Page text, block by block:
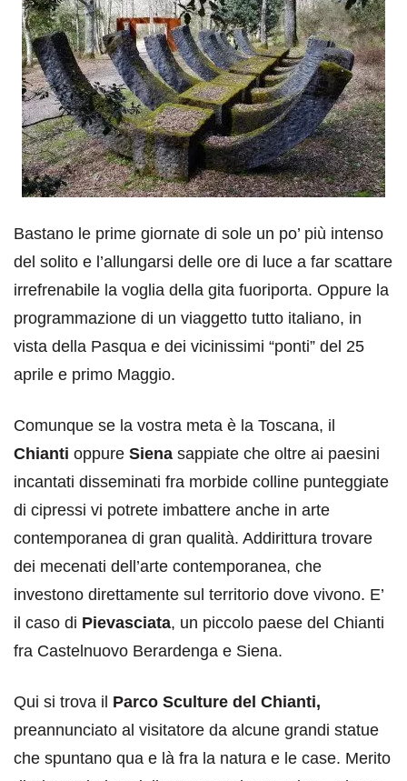
Bastano le prime giornate di sole un po’ più intenso
del solito e l’allungarsi delle ore di luce a far scattare
irrefrenabile la voglia della gita fuoriporta. Oppure la
programmazione di un viaggetto tutto italiano, in
vista della Pasqua e dei vicinissimi “ponti” del 25
aprile e primo Maggio.
Comunque se la vostra meta è la Toscana, il
Chianti oppure Siena sappiate che oltre ai paesini
incantati disseminati fra morbide colline punteggiate
di cipressi vi potrete imbattere anche in arte
contemporanea di gran qualità. Addirittura trovare
dei mecenati dell’arte contemporanea, che
investono direttamente sul territorio dove vivono. E’
il caso di Pievasciata, un piccolo paese del Chianti
fra Castelnuovo Berardenga e Siena.
Qui si trova il Parco Sculture del Chianti,
preannunciato al visitatore da alcune grandi statue
che spuntano qua e là fra la natura e le case. Merito